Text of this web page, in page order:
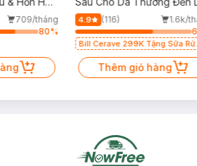
709/tháng
80%
Dầu 473ml
4.9 (116)
1.6k/
Bill Cerave 299K Tặng Sữa Rửa
Thêm giỏ hàng